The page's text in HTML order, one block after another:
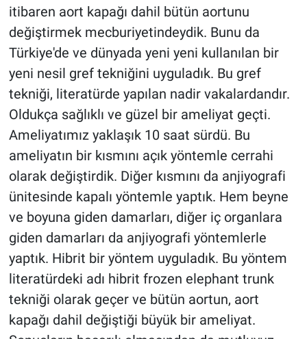
itibaren aort kapağı dahil bütün aortunu
değiştirmek mecburiyetindeydik. Bunu da
Türkiye'de ve dünyada yeni yeni kullanılan bir
yeni nesil gref tekniğini uyguladık. Bu gref
tekniği, literatürde yapılan nadir vakalardandır.
Oldukça sağlıklı ve güzel bir ameliyat geçti.
Ameliyatımız yaklaşık 10 saat sürdü. Bu
ameliyatın bir kısmını açık yöntemle cerrahi
olarak değiştirdik. Diğer kısmını da anjiyografi
ünitesinde kapalı yöntemle yaptık. Hem beyne
ve boyuna giden damarları, diğer iç organlara
giden damarları da anjiyografi yöntemlerle
yaptık. Hibrit bir yöntem uyguladık. Bu yöntem
literatürdeki adı hibrit frozen elephant trunk
tekniği olarak geçer ve bütün aortun, aort
kapağı dahil değiştiği büyük bir ameliyat.